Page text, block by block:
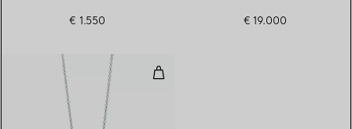
€ 1.550
€ 19.000
Pendente in platino con zaffiro